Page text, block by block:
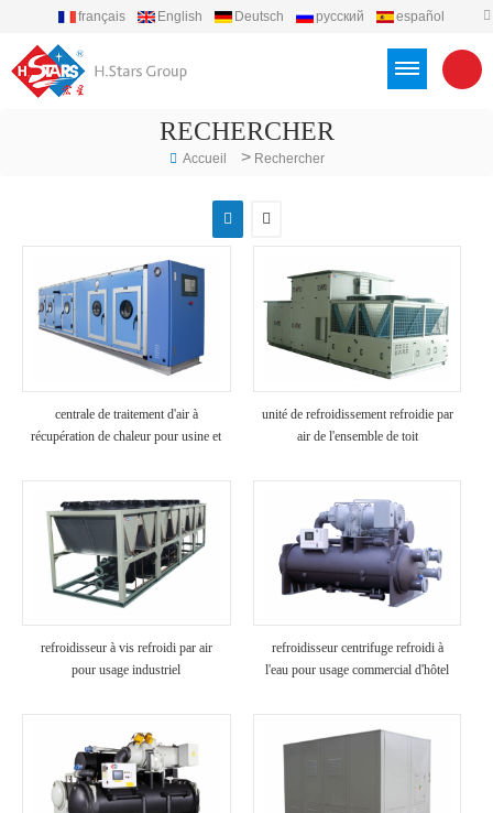
français English Deutsch русский
español
RECHERCHER
Accueil > Rechercher
centrale de traitement d'air à
récupération de chaleur pour usine et
unité de refroidissement refroidie par
air de l'ensemble de toit
refroidisseur à vis refroidi par air
pour usage industriel
refroidisseur centrifuge refroidi à
l'eau pour usage commercial d'hôtel